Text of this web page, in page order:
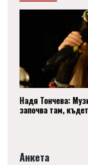
Надя Тончева:
започва там,
Анкета